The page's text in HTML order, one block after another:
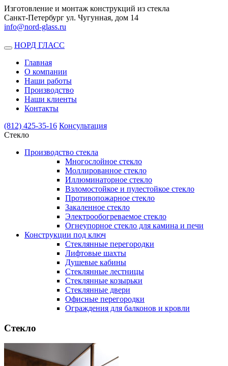
Изготовление и монтаж конструкций из стекла
Санкт-Петербург ул. Чугунная, дом 14
info@nord-glass.ru
Toggle
navigation
НОРД ГЛАСС
Главная
О компании
Наши работы
Производство
Наши клиенты
Контакты
(812) 425-35-16 Консультация
Стекло
Производство стекла
Многослойное стекло
Моллированное стекло
Иллюминаторное стекло
Взломостойкое и пулестойкое стекло
Противопожарное стекло
Закаленное стекло
Электрообогреваемое стекло
Огнеупорное стекло для камина и печи
Конструкции под ключ
Стеклянные перегородки
Лифтовые шахты
Душевые кабины
Cтеклянные лестницы
Cтеклянные козырьки
Cтеклянные двери
Офисные перегородки
Ограждения для балконов и кровли
Стекло